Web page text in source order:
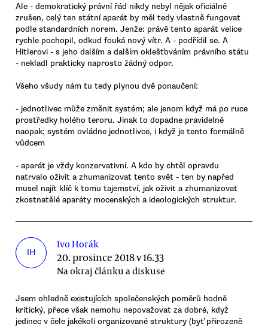
Ale - demokratický právní řád nikdy nebyl nějak oficiálně
zrušen, celý ten státní aparát by měl tedy vlastně fungovat
podle standardních norem. Jenže: právě tento aparát velice
rychle pochopil, odkud fouká nový vítr. A - podřídil se. A
Hitlerovi - s jeho dalším a dalším oklešťováním právního státu
- nekladl prakticky naprosto žádný odpor.
Všeho všudy nám tu tedy plynou dvě ponaučení:
- jednotlivec může změnit systém; ale jenom když má po ruce
prostředky holého teroru. Jinak to dopadne pravidelně
naopak; systém ovládne jednotlivce, i když je tento formálně
vůdcem
- aparát je vždy konzervativní. A kdo by chtěl opravdu
natrvalo oživit a zhumanizovat tento svět - ten by napřed
musel najít klíč k tomu tajemství, jak oživit a zhumanizovat
zkostnatělé aparáty mocenských a ideologických struktur.
IH
Ivo Horák
20. prosince 2018 v 16.33
Na okraj článku a diskuse
Jsem ohledně existujících společenských poměrů hodně
kritický, přece však nemohu nepovažovat za dobré, když
jedinec v čele jakékoli organizované struktury (byť přirozeně